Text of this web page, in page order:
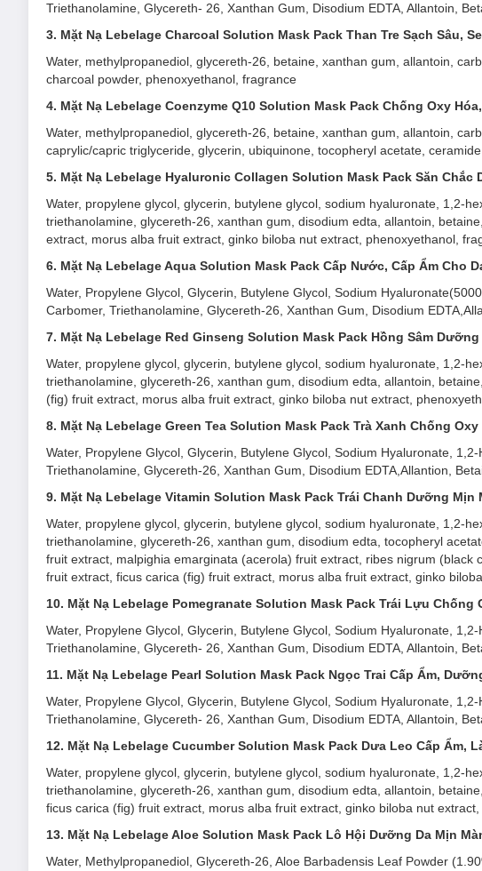
2. Mặt Nạ Lebelage Snail Solution Mask Pack Ốc Sên
Lebelage Snail Solution Mask Packchiết xuất ốc sên có tác dụng khắc
thúc đẩy sản xuất elastin và collagen trong da, đồng thời chứa giàu thành
sự phát triển của tế bào, cải thiện độ mịn và sức khỏe của da.
Triethanolamine, Glycereth- 26, Xanthan Gum, Disodium EDTA, Allantoin,
3. Mặt Nạ Lebelage Charcoal Solution Mask Pack Than Tre Sạch Sâu,
Water, methylpropanediol, glycereth-26, betaine, xanthan gum, allantoin,
charcoal powder, phenoxyethanol, fragrance
4. Mặt Nạ Lebelage Coenzyme Q10 Solution Mask Pack Chống Oxy
Water, methylpropanediol, glycereth-26, betaine, xanthan gum, allantoin,
caprylic/capric triglyceride, glycerin, ubiquinone, tocopheryl acetate,
5. Mặt Nạ Lebelage Hyaluronic Collagen Solution Mask Pack Săn Chắc
Water, propylene glycol, glycerin, butylene glycol, sodium hyaluronate, 1,2-
triethanolamine, glycereth-26, xanthan gum, disodium edta, allantoin,
extract, morus alba fruit extract, ginko biloba nut extract, phenoxyethanol,
6. Mặt Nạ Lebelage Aqua Solution Mask Pack Cấp Nước, Cấp Ẩm Cho
Water, Propylene Glycol, Glycerin, Butylene Glycol, Sodium
Carbomer, Triethanolamine, Glycereth-26, Xanthan Gum, Disodium
7. Mặt Nạ Lebelage Red Ginseng Solution Mask Pack Hồng Sâm
Water, propylene glycol, glycerin, butylene glycol, sodium hyaluronate, 1,2-
triethanolamine, glycereth-26, xanthan gum, disodium edta, allantoin,
(fig) fruit extract, morus alba fruit extract, ginko biloba nut extract,
8. Mặt Nạ Lebelage Green Tea Solution Mask Pack Trà Xanh Chống
Water, Propylene Glycol, Glycerin, Butylene Glycol, Sodium Hyaluronate,
Triethanolamine, Glycereth-26, Xanthan Gum, Disodium EDTA,Allantion,
9. Mặt Nạ Lebelage Vitamin Solution Mask Pack Trái Chanh Dưỡng Mịn
Water, propylene glycol, glycerin, butylene glycol, sodium hyaluronate, 1,2-
triethanolamine, glycereth-26, xanthan gum, disodium edta, tocopheryl
fruit extract, malpighia emarginata (acerola) fruit extract, ribes nigrum
fruit extract, ficus carica (fig) fruit extract, morus alba fruit extract, ginko
10. Mặt Nạ Lebelage Pomegranate Solution Mask Pack Trái Lựu Chống
Water, Propylene Glycol, Glycerin, Butylene Glycol, Sodium Hyaluronate,
Triethanolamine, Glycereth- 26, Xanthan Gum, Disodium EDTA, Allantoin,
11. Mặt Nạ Lebelage Pearl Solution Mask Pack Ngọc Trai Cấp Ẩm,
Water, Propylene Glycol, Glycerin, Butylene Glycol, Sodium Hyaluronate,
Triethanolamine, Glycereth- 26, Xanthan Gum, Disodium EDTA, Allantoin,
12. Mặt Nạ Lebelage Cucumber Solution Mask Pack Dưa Leo Cấp Ẩm,
Water, propylene glycol, glycerin, butylene glycol, sodium hyaluronate, 1,2-
triethanolamine, glycereth-26, xanthan gum, disodium edta, allantoin,
ficus carica (fig) fruit extract, morus alba fruit extract, ginko biloba nut
13. Mặt Nạ Lebelage Aloe Solution Mask Pack Lô Hội Dưỡng Da Mịn
Water, Methylpropanediol, Glycereth-26, Aloe Barbadensis Leaf Powder